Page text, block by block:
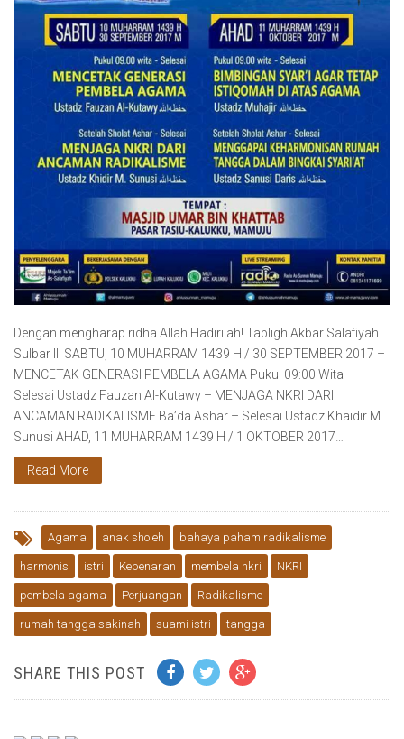
Dengan mengharap ridha Allah Hadirilah! Tabligh Akbar Salafiyah
Sulbar III SABTU, 10 MUHARRAM 1439 H / 30 SEPTEMBER 2017 –
MENCETAK GENERASI PEMBELA AGAMA Pukul 09:00 Wita –
Selesai Ustadz Fauzan Al-Kutawy – MENJAGA NKRI DARI
ANCAMAN RADIKALISME Ba’da Ashar – Selesai Ustadz Khaidir M.
Sunusi AHAD, 11 MUHARRAM 1439 H / 1 OKTOBER 2017…
Read More
Agama anak sholeh bahaya paham radikalisme
harmonis istri Kebenaran membela nkri NKRI
pembela agama Perjuangan Radikalisme
rumah tangga sakinah suami istri tangga
SHARE THIS POST